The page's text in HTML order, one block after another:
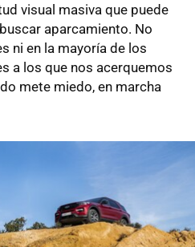
visual masiva que puede
aparcamiento. No
ni en la mayoría de los
a los que nos acerquemos
mete miedo, en marcha